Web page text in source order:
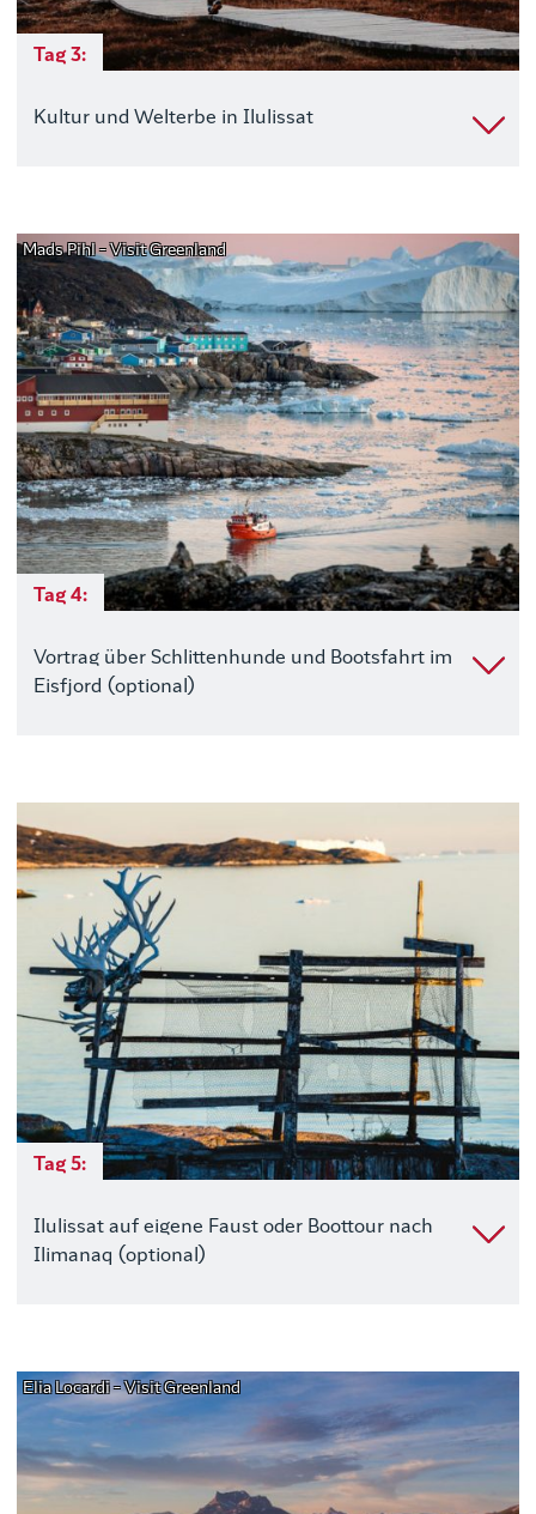
Tag 3:
Kultur und Welterbe in Ilulissat
Mads Pihl - Visit Greenland
Tag 4:
Vortrag über Schlittenhunde und Bootsfahrt im
Eisfjord (optional)
Tag 5:
Ilulissat auf eigene Faust oder Boottour nach
Ilimanaq (optional)
Elia Locardi - Visit Greenland